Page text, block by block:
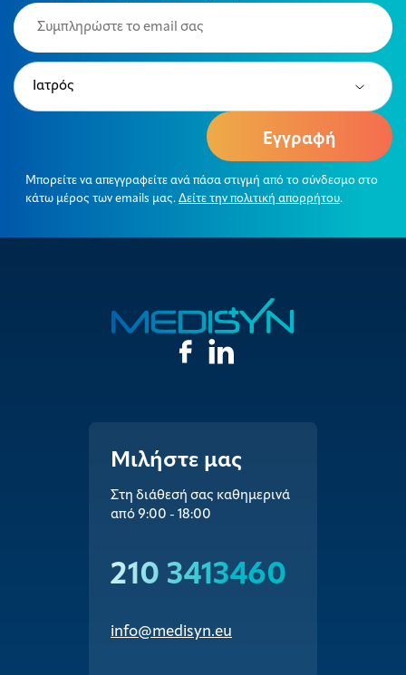
Email
(Required)
Type
(Required)
Μπορείτε να απεγγραφείτε ανά πάσα στιγμή από το σύνδεσμο στο
κάτω μέρος των emails μας. Δείτε την πολιτική απορρήτου.
Μιλήστε μας
Στη διάθεσή σας καθημερινά
από 9:00 - 18:00
210 3413460
info@medisyn.eu